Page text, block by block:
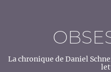
La chronique de Daniel